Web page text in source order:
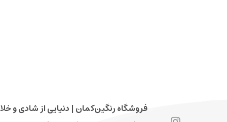
فروشگاه رنگین‌کمان | دنیایی از شادی و